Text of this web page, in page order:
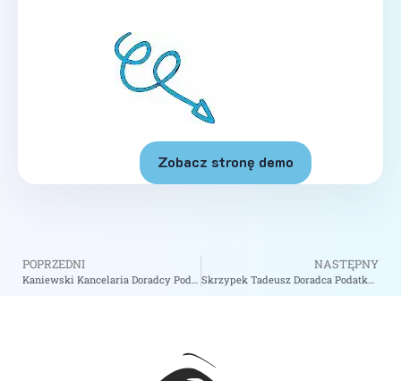
Zobacz stronę demo
POPRZEDNI
Kaniewski Kancelaria Doradcy Podatkowego – zobacz na biizii.com
NASTĘPNY
Skrzypek Tadeusz Doradca Podatkowy – zobacz na biizii.com